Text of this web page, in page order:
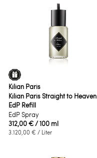
Kilian Paris
Kilian Paris Straight to Heaven
EdP Refill
EdP Spray
312,00 €/ 100 ml
3.120,00 € / Liter